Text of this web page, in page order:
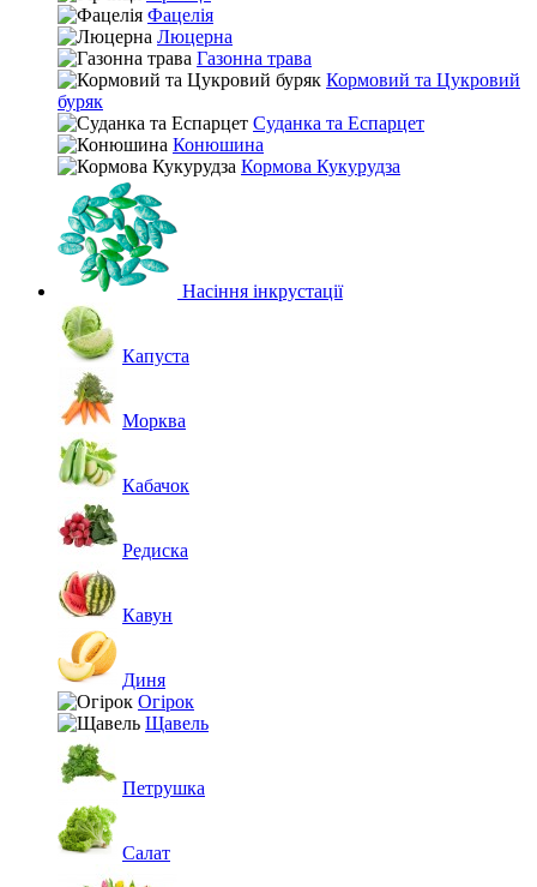
Фацелія
Люцерна
Газонна трава
Кормовий та Цукровий
буряк
Суданка та Еспарцет
Конюшина
Кормова Кукурудза
Насіння інкрустації
Капуста
Морква
Кабачок
Редиска
Кавун
Диня
Огірок
Щавель
Петрушка
Салат